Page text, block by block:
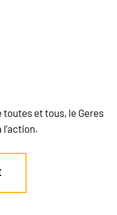
et tous, le Geres